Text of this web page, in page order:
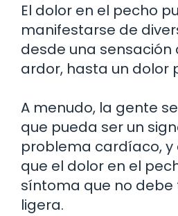
El dolor en el pecho
manifestarse de
desde una sensación
ardor, hasta un dolor
A menudo, la gente
que pueda ser un
problema cardíaco, y
que el dolor en el
síntoma que no
ligera.